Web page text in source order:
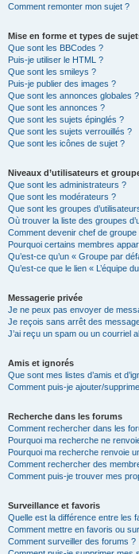
Comment remonter mon sujet ?
Mise en forme et types de
Que sont les BBCodes ?
Puis-je utiliser le HTML ?
Que sont les smileys ?
Puis-je publier des images ?
Que sont les annonces globales ?
Que sont les annonces ?
Que sont les sujets épinglés ?
Que sont les sujets verrouillés ?
Que sont les icônes de sujet ?
Niveaux d’utilisateurs et
Que sont les administrateurs ?
Que sont les modérateurs ?
Que sont les groupes
Où trouver la liste des groupes
Comment devenir chef de groupe
Pourquoi certains membres
Qu’est-ce qu’un « Groupe par
Qu’est-ce que le lien « L’équipe
Messagerie privée
Je ne peux pas envoyer de
Je reçois sans arrêt des
J’ai reçu un spam ou un courriel
Amis et ignorés
Que sont mes listes d’amis et
Comment puis-je ajouter/
Recherche dans les forums
Comment rechercher dans les
Pourquoi ma recherche ne
Pourquoi ma recherche renvoie
Comment rechercher des
Comment puis-je trouver mes
Surveillance et favoris
Quelle est la différence entre les
Comment mettre en favoris ou
Comment surveiller des forums ?